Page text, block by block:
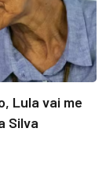
Lula vai me
Silva